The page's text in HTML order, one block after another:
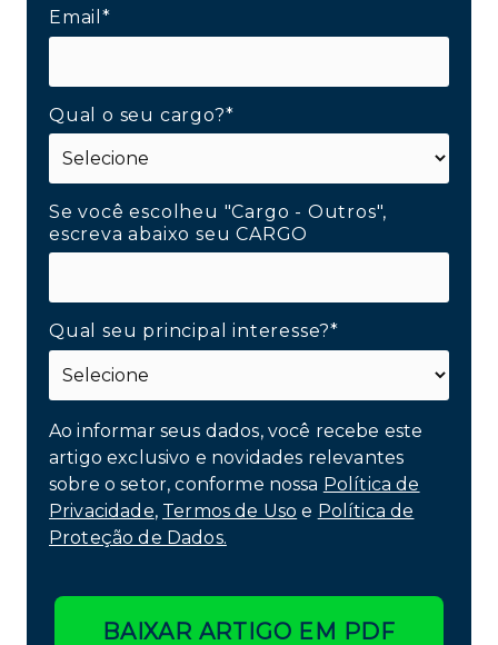
Email*
Qual o seu cargo?*
Se você escolheu "Cargo - Outros",
escreva abaixo seu CARGO
Qual seu principal interesse?*
Ao informar seus dados, você recebe este
artigo exclusivo e novidades relevantes
sobre o setor, conforme nossa Política de
Privacidade, Termos de Uso e Política de
Proteção de Dados.
BAIXAR ARTIGO EM PDF